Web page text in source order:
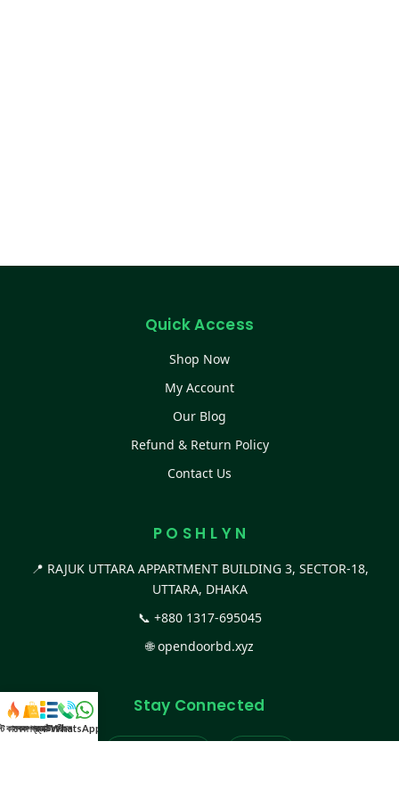
Quick Access
Shop Now
My Account
Our Blog
Refund & Return Policy
Contact Us
P O S H L Y N
📍 RAJUK UTTARA APPARTMENT BUILDING 3, SECTOR-18,
UTTARA, DHAKA
📞 +880 1317-695045
🌐opendoorbd.xyz
Stay Connected
কালেকশন
সকল প্রডাক্টক্যাটাগরিকল
WhatsApp করুন